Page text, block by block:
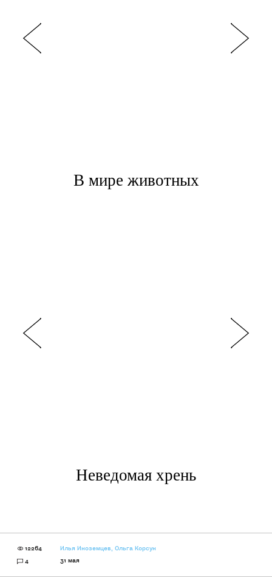
В мире животных
Неведомая хрень
12264
4
Илья Иноземцев, Ольга Корсун
31 мая